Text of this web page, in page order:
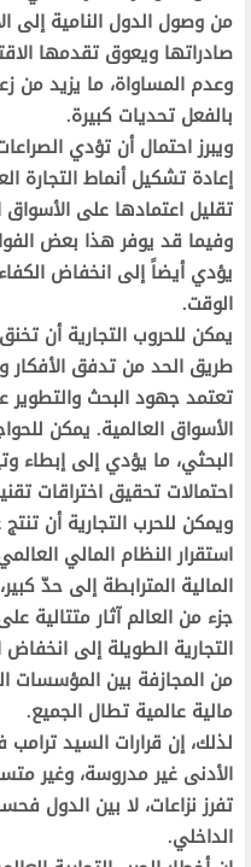
من وصول الدول النامية إلى
صادراتها ويعوق تقدمها
وعدم المساواة، ما يزيد من
بالفعل تحديات كبيرة.
ويبرز احتمال أن تؤدي
إعادة تشكيل أنماط التجارة
تقليل اعتمادها على الأسواق
وفيما قد يوفر هذا بعض
يؤدي أيضاً إلى انخفاض
الوقت.
يمكن للحروب التجارية أن
طريق الحد من تدفق الأفكار
تعتمد جهود البحث والتطوير
الأسواق العالمية. يمكن
البحثي، ما يؤدي إلى إبطاء
احتمالات تحقيق اختراقات
ويمكن للحرب التجارية أن
استقرار النظام المالي
المالية المترابطة إلى حدّ
جزء من العالم آثار متتالية
التجارية الطويلة إلى انخفاض
من المجازفة بين المؤسسات
مالية عالمية تطال الجميع.
لذلك، إن قرارات السيد
الأدنى غير مدروسة، وغير
تفرز نزاعات، لا بين الدول
الداخلي.